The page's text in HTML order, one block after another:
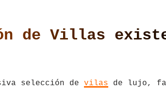
de Villas
selección de vilas de lujo,